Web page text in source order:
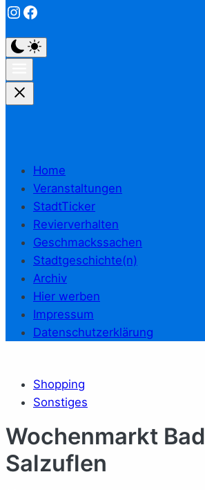
Instagram
Facebook
Home
Veranstaltungen
StadtTicker
Revierverhalten
Geschmackssachen
Stadtgeschichte(n)
Archiv
Hier werben
Impressum
Datenschutzerklärung
Shopping
Sonstiges
Wochenmarkt Bad
Salzuflen